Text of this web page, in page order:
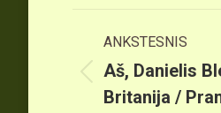
Post
navigation
ANKSTESNIS
Previous
post:
Aš, Danielis
Britanija /